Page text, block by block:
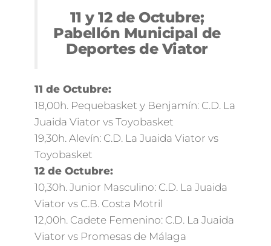
11 y 12 de Octubre;
Pabellón Municipal de
Deportes de Viator
11 de Octubre:
18,00h. Pequebasket y Benjamín: C.D. La
Juaida Viator vs Toyobasket
19,30h. Alevín: C.D. La Juaida Viator vs
Toyobasket
12 de Octubre:
10,30h. Junior Masculino: C.D. La Juaida
Viator vs C.B. Costa Motril
12,00h. Cadete Femenino: C.D. La Juaida
Viator vs Promesas de Málaga